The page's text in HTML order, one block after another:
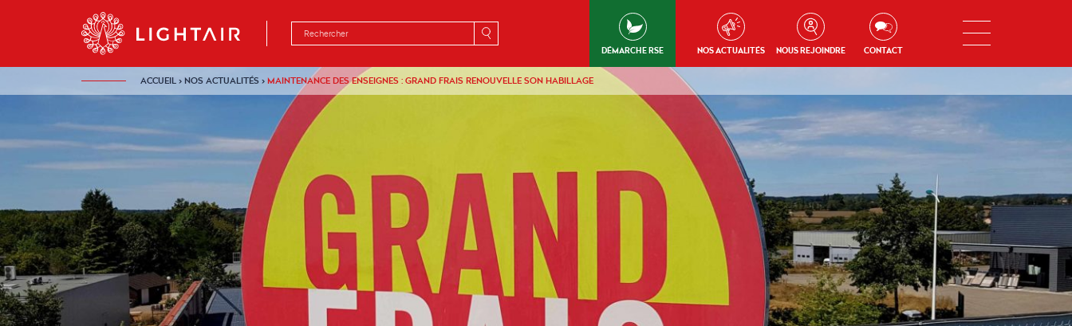
Aller au contenu
DÉMARCHE RSE NOS ACTUALITÉS NOUS REJOINDRE CONTACT
ACCUEIL›NOS ACTUALITÉS›MAINTENANCE DES ENSEIGNES : GRAND FRAIS RENOUVELLE SON HABILLAGE